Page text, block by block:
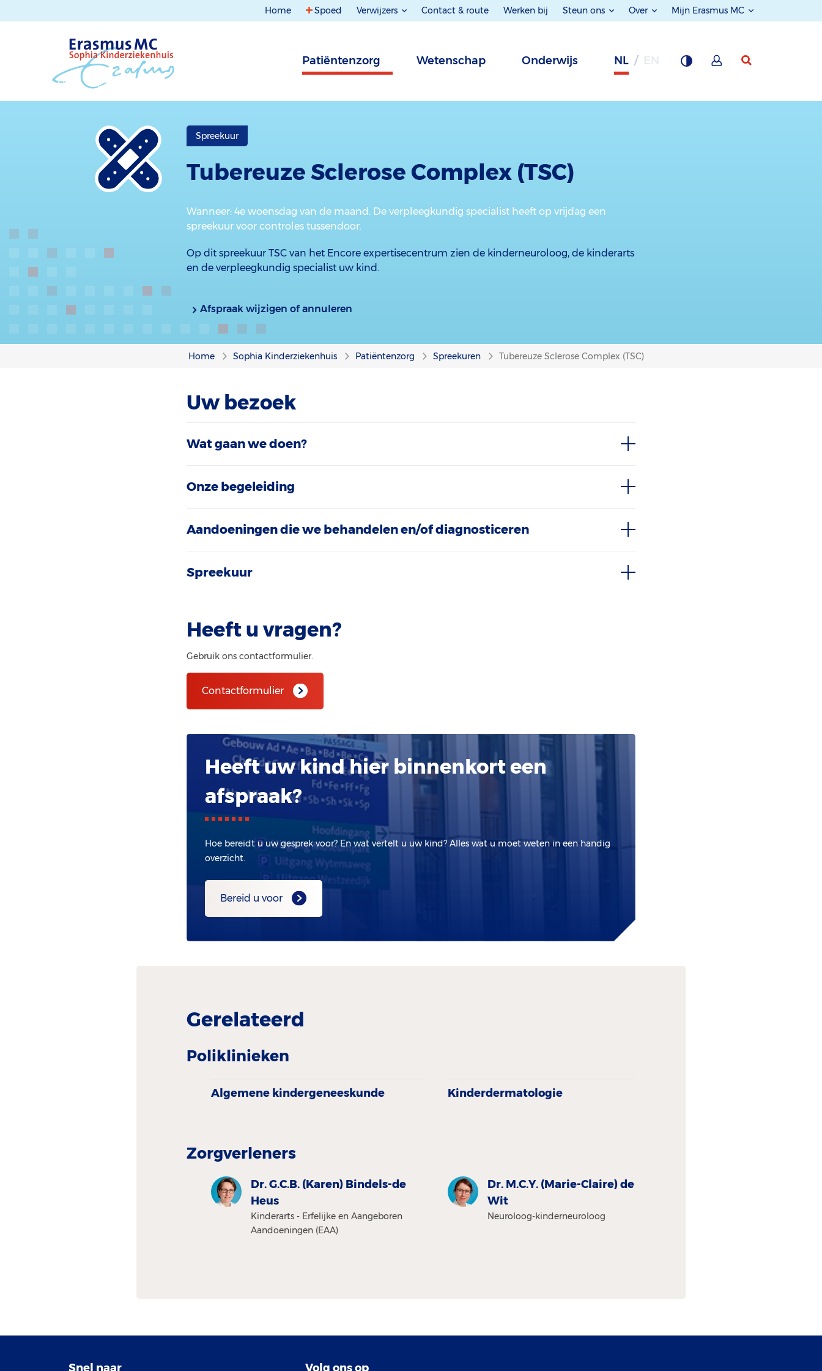
Home Spoed Verwijzers Contact & route Werken bij Steun ons Over Mijn Erasmus MC
Patiëntenzorg Wetenschap Onderwijs NL
Spreekuur
Tubereuze Sclerose Complex (TSC)
Wanneer: 4e woensdag van de maand. De verpleegkundig specialist heeft op vrijdag een
spreekuur voor controles tussendoor.
Op dit spreekuur TSC van het Encore expertisecentrum zien de kinderneuroloog, de kinderarts
en de verpleegkundig specialist uw kind.
Afspraak wijzigen of annuleren
Home Sophia Kinderziekenhuis Patiëntenzorg Spreekuren Tubereuze Sclerose Complex (TSC)
Uw bezoek
Wat gaan we doen?
Onze begeleiding
Aandoeningen die we behandelen en/of diagnosticeren
Spreekuur
Heeft u vragen?
Gebruik ons contactformulier.
Contactformulier
Heeft uw kind hier binnenkort een
afspraak?
Hoe bereidt u uw gesprek voor? En wat vertelt u uw kind? Alles wat u moet weten in een handig
overzicht.
Bereid u voor
Gerelateerd
Poliklinieken
Algemene­ kindergenees­kunde Kinderdermatologie
Zorgverleners
Dr. G.C.B. (Karen) Bindels-de
Heus
Kinderarts - Erfelijke en Aangeboren
Aandoeningen (EAA)
Dr. M.C.Y. (Marie-Claire) de
Wit
Neuroloog-kinderneuroloog
Snel naar Volg ons op